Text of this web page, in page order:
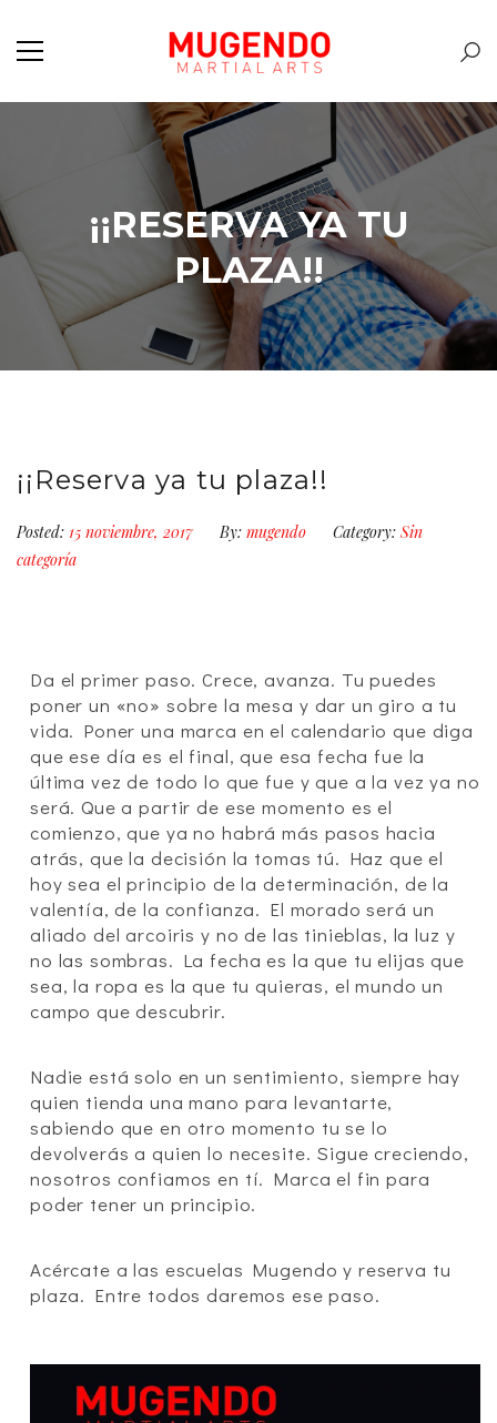
¡¡RESERVA YA TU
PLAZA!!
¡¡Reserva ya tu plaza!!
Posted: 15 noviembre, 2017 By: mugendo Category: Sin
categoría
Da el primer paso. Crece, avanza. Tu puedes
poner un «no» sobre la mesa y dar un giro a tu
vida. Poner una marca en el calendario que diga
que ese día es el final, que esa fecha fue la
última vez de todo lo que fue y que a la vez ya no
será. Que a partir de ese momento es el
comienzo, que ya no habrá más pasos hacia
atrás, que la decisión la tomas tú. Haz que el
hoy sea el principio de la determinación, de la
valentía, de la confianza. El morado será un
aliado del arcoiris y no de las tinieblas, la luz y
no las sombras. La fecha es la que tu elijas que
sea, la ropa es la que tu quieras, el mundo un
campo que descubrir.
Nadie está solo en un sentimiento, siempre hay
quien tienda una mano para levantarte,
sabiendo que en otro momento tu se lo
devolverás a quien lo necesite. Sigue creciendo,
nosotros confiamos en tí. Marca el fin para
poder tener un principio.
Acércate a las escuelas Mugendo y reserva tu
plaza. Entre todos daremos ese paso.